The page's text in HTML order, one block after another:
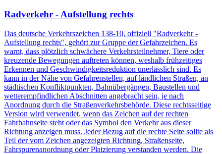
Radverkehr - Aufstellung rechts
Das deutsche Verkehrszeichen 138-10, offiziell "Radverkehr -
Aufstellung rechts", gehört zur Gruppe der Gefahrzeichen. Es
warnt, dass plötzlich schwächere Verkehrsteilnehmer, Tiere oder
kreuzende Bewegungen auftreten können, weshalb frühzeitiges
Erkennen und Geschwindigkeitsreduktion unerlässlich sind. Es
kann in der Nähe von Gefahrenstellen, auf ländlichen Straßen, an
städtischen Konfliktpunkten, Bahnübergängen, Baustellen und
wetterempfindlichen Abschnitten angebracht sein, je nach
Anordnung durch die Straßenverkehrsbehörde. Diese rechtsseitige
Version wird verwendet, wenn das Zeichen auf der rechten
Fahrbahnseite steht oder das Symbol den Verkehr aus dieser
Richtung anzeigen muss. Jeder Bezug auf die rechte Seite sollte als
Teil der vom Zeichen angezeigten Richtung, Straßenseite,
Fahrspurenanordnung oder Platzierung verstanden werden. Die